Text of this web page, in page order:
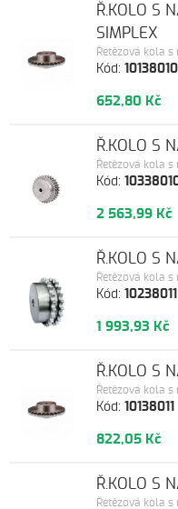
Kód:10138010
Řetězová kola s
Ř.KOLO S
SIMPLEX
652,80 Kč
Kód:
Řetězová kola s
Ř.KOLO S
2 563,99 Kč
Kód:10238011
Řetězová kola s
Ř.KOLO S
1 993,93 Kč
Kód:10138011
Řetězová kola s
Ř.KOLO S
822,05 Kč
Řetězová kola s
Ř.KOLO S